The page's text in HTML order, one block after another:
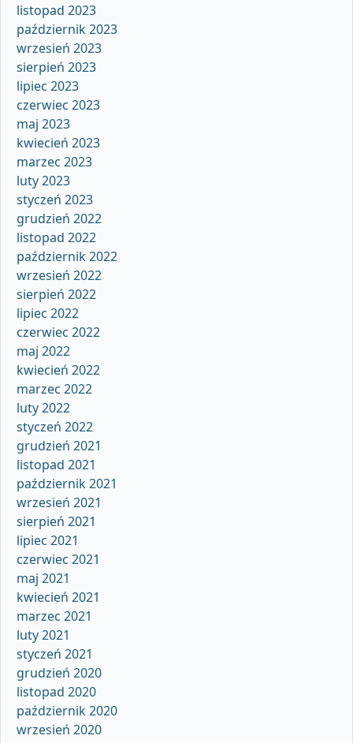
listopad 2023
październik 2023
wrzesień 2023
sierpień 2023
lipiec 2023
czerwiec 2023
maj 2023
kwiecień 2023
marzec 2023
luty 2023
styczeń 2023
grudzień 2022
listopad 2022
październik 2022
wrzesień 2022
sierpień 2022
lipiec 2022
czerwiec 2022
maj 2022
kwiecień 2022
marzec 2022
luty 2022
styczeń 2022
grudzień 2021
listopad 2021
październik 2021
wrzesień 2021
sierpień 2021
lipiec 2021
czerwiec 2021
maj 2021
kwiecień 2021
marzec 2021
luty 2021
styczeń 2021
grudzień 2020
listopad 2020
październik 2020
wrzesień 2020